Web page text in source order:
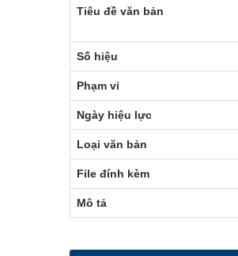
Tiêu đề văn bản
Số hiệu
Phạm vi
Ngày hiệu lực
Loại văn bản
File đính kèm
Mô tả